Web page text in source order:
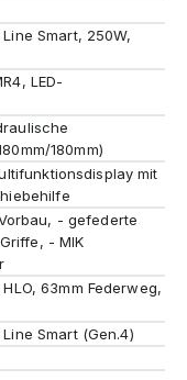
Smart, 250W,
LED-
180mm)
mit
- gefederte
- MIK
63mm Federweg,
Smart (Gen.4)